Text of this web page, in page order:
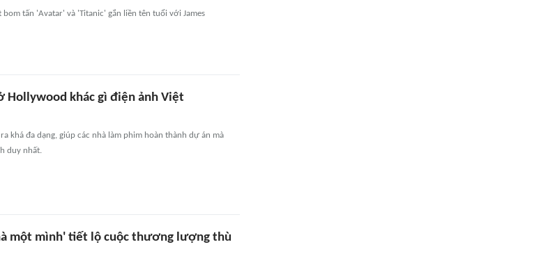
bom tấn 'Avatar' và 'Titanic' gắn liền tên tuổi với James
Hollywood khác gì điện ảnh Việt
khá đa dạng, giúp các nhà làm phim hoàn thành dự án mà
duy nhất.
một mình' tiết lộ cuộc thương lượng thù